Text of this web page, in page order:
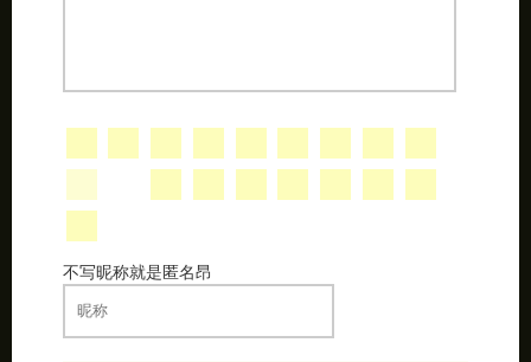
不写昵称就是匿名昂